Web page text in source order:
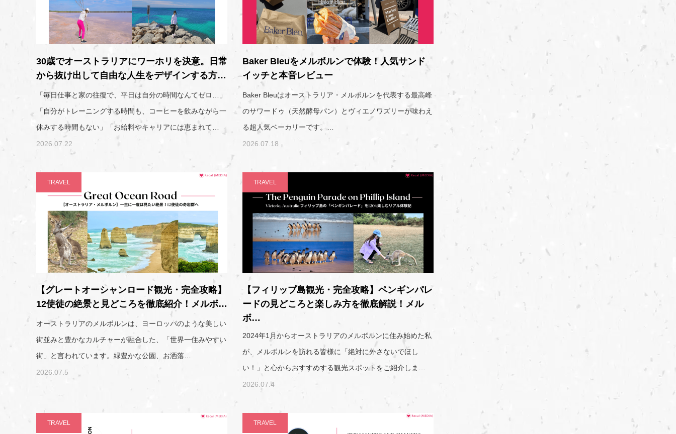
30歳でオーストラリアにワーホリを決意。日常
から抜け出して自由な人生をデザインする方…
「毎日仕事と家の往復で、平日は自分の時間なんてゼロ…」
「自分がトレーニングする時間も、コーヒーを飲みながら一
休みする時間もない」「お給料やキャリアには恵まれて…
2026.07.22
Baker Bleuをメルボルンで体験！人気サンド
イッチと本音レビュー
Baker Bleuはオーストラリア・メルボルンを代表する最高峰
のサワードゥ（天然酵母パン）とヴィエノワズリーが味わえ
る超人気ベーカリーです。…
2026.07.18
TRAVEL
【グレートオーシャンロード観光・完全攻略】
12使徒の絶景と見どころを徹底紹介！メルボ…
オーストラリアのメルボルンは、ヨーロッパのような美しい
街並みと豊かなカルチャーが融合した、「世界一住みやすい
街」と言われています。緑豊かな公園、お洒落…
2026.07.5
TRAVEL
【フィリップ島観光・完全攻略】ペンギンパレ
ードの見どころと楽しみ方を徹底解説！メル
ボ…
2024年1月からオーストラリアのメルボルンに住み始めた私
が、メルボルンを訪れる皆様に「絶対に外さないでほし
い！」と心からおすすめする観光スポットをご紹介しま…
2026.07.4
TRAVEL TRAVEL